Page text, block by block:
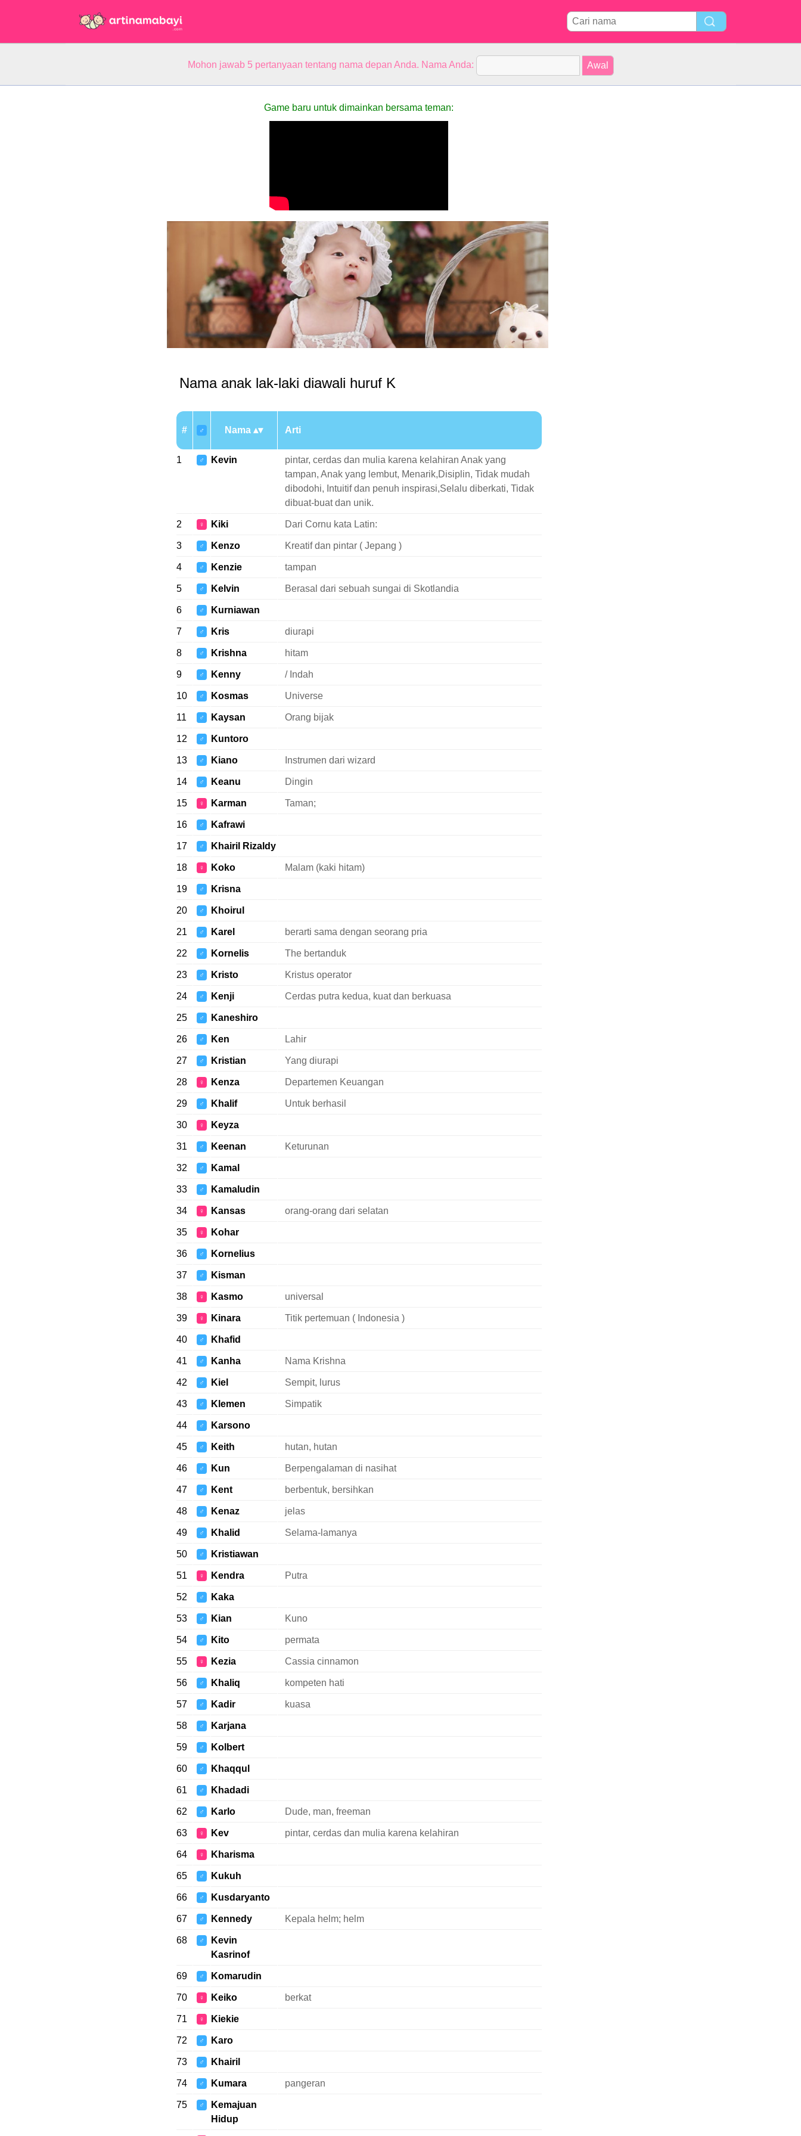
Mohon jawab 5 pertanyaan tentang nama depan Anda. Nama Anda:
Game baru untuk dimainkan bersama teman:
Nama anak lak-laki diawali huruf K
# ♂ Nama Arti
1 ♂ Kevin
pintar, cerdas dan mulia karena kelahiran Anak yang
tampan, Anak yang lembut, Menarik,Disiplin, Tidak mudah
dibodohi, Intuitif dan penuh inspirasi,Selalu diberkati, Tidak
dibuat-buat dan unik.
2 ♀ Kiki Dari Cornu kata Latin:
3 ♂ Kenzo Kreatif dan pintar ( Jepang )
4 ♂ Kenzie tampan
5 ♂ Kelvin Berasal dari sebuah sungai di Skotlandia
6 ♂ Kurniawan
7 ♂ Kris diurapi
8 ♂ Krishna hitam
9 ♂ Kenny / Indah
10 ♂ Kosmas Universe
11 ♂ Kaysan Orang bijak
12 ♂ Kuntoro
13 ♂ Kiano Instrumen dari wizard
14 ♂ Keanu Dingin
15 ♀ Karman Taman;
16 ♂ Kafrawi
17 ♂ Khairil Rizaldy
18 ♀ Koko Malam (kaki hitam)
19 ♂ Krisna
20 ♂ Khoirul
21 ♂ Karel berarti sama dengan seorang pria
22 ♂ Kornelis The bertanduk
23 ♂ Kristo Kristus operator
24 ♂ Kenji Cerdas putra kedua, kuat dan berkuasa
25 ♂ Kaneshiro
26 ♂ Ken Lahir
27 ♂ Kristian Yang diurapi
28 ♀ Kenza Departemen Keuangan
29 ♂ Khalif Untuk berhasil
30 ♀ Keyza
31 ♂ Keenan Keturunan
32 ♂ Kamal
33 ♂ Kamaludin
34 ♀ Kansas orang-orang dari selatan
35 ♀ Kohar
36 ♂ Kornelius
37 ♂ Kisman
38 ♀ Kasmo universal
39 ♀ Kinara Titik pertemuan ( Indonesia )
40 ♂ Khafid
41 ♂ Kanha Nama Krishna
42 ♂ Kiel Sempit, lurus
43 ♂ Klemen Simpatik
44 ♂ Karsono
45 ♂ Keith hutan, hutan
46 ♂ Kun Berpengalaman di nasihat
47 ♂ Kent berbentuk, bersihkan
48 ♂ Kenaz jelas
49 ♂ Khalid Selama-lamanya
50 ♂ Kristiawan
51 ♀ Kendra Putra
52 ♂ Kaka
53 ♂ Kian Kuno
54 ♂ Kito permata
55 ♀ Kezia Cassia cinnamon
56 ♂ Khaliq kompeten hati
57 ♂ Kadir kuasa
58 ♂ Karjana
59 ♂ Kolbert
60 ♂ Khaqqul
61 ♂ Khadadi
62 ♂ Karlo Dude, man, freeman
63 ♀ Kev pintar, cerdas dan mulia karena kelahiran
64 ♀ Kharisma
65 ♂ Kukuh
66 ♂ Kusdaryanto
67 ♂ Kennedy Kepala helm; helm
68 ♂
Kevin
Kasrinof
69 ♂ Komarudin
70 ♀ Keiko berkat
71 ♀ Kiekie
72 ♂ Karo
73 ♂ Khairil
74 ♂ Kumara pangeran
75 ♂
Kemajuan
Hidup